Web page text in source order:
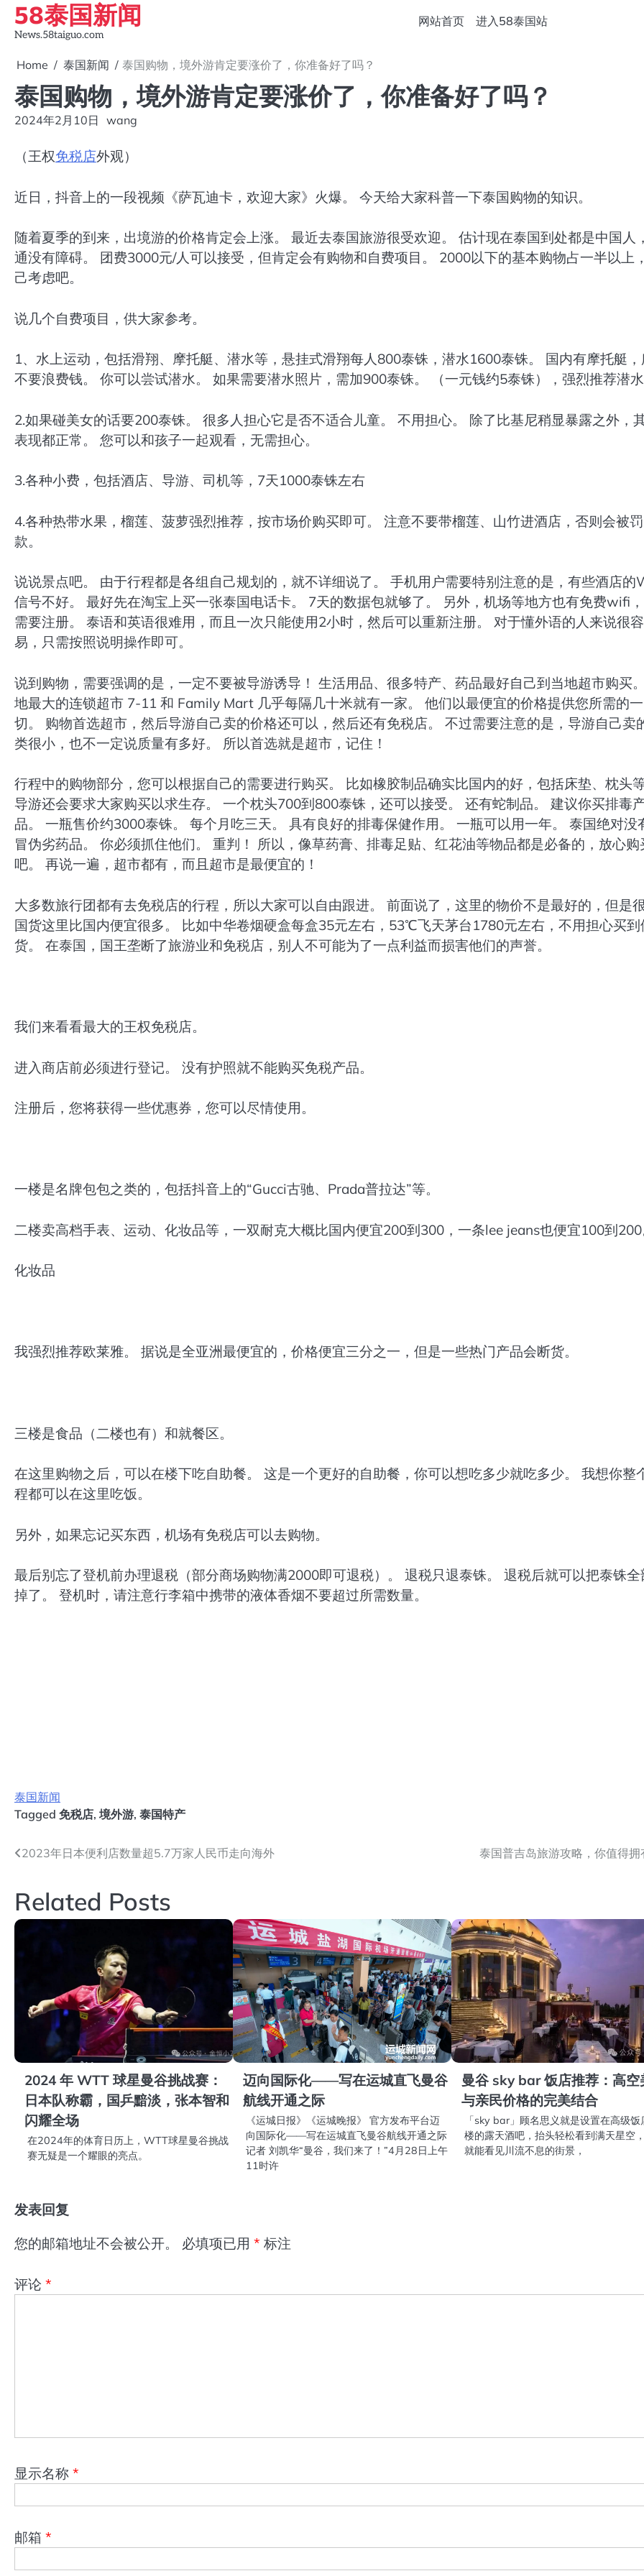
Skip
content
58泰国新闻
News.58taiguo.com
网站首页 进入58泰国站
Home 泰国新闻 泰国购物，境外游肯定要涨价了，你准备好了吗？
泰国购物，境外游肯定要涨价了，你准备好了吗？
2024年2月10日 wang
（王权免税店外观）
近日，抖音上的一段视频《萨瓦迪卡，欢迎大家》火爆。 今天给大家科普一下泰国购物的知识。
随着夏季的到来，出境游的价格肯定会上涨。 最近去泰国旅游很受欢迎。 估计现在泰国到处都是中国人
通没有障碍。 团费3000元/人可以接受，但肯定会有购物和自费项目。 2000以下的基本购物占一半以上
己考虑吧。
说几个自费项目，供大家参考。
1、水上运动，包括滑翔、摩托艇、潜水等，悬挂式滑翔每人800泰铢，潜水1600泰铢。 国内有摩托艇
不要浪费钱。 你可以尝试潜水。 如果需要潜水照片，需加900泰铢。 （一元钱约5泰铢），强烈推荐潜
2.如果碰美女的话要200泰铢。 很多人担心它是否不适合儿童。 不用担心。 除了比基尼稍显暴露之外，
表现都正常。 您可以和孩子一起观看，无需担心。
3.各种小费，包括酒店、导游、司机等，7天1000泰铢左右
4.各种热带水果，榴莲、菠萝强烈推荐，按市场价购买即可。 注意不要带榴莲、山竹进酒店，否则会被罚
款。
说说景点吧。 由于行程都是各组自己规划的，就不详细说了。 手机用户需要特别注意的是，有些酒店的
信号不好。 最好先在淘宝上买一张泰国电话卡。 7天的数据包就够了。 另外，机场等地方也有免费wifi
需要注册。 泰语和英语很难用，而且一次只能使用2小时，然后可以重新注册。 对于懂外语的人来说很容
易，只需按照说明操作即可。
说到购物，需要强调的是，一定不要被导游诱导！ 生活用品、很多特产、药品最好自己到当地超市购买
地最大的连锁超市 7-11 和 Family Mart 几乎每隔几十米就有一家。 他们以最便宜的价格提供您所需的一
切。 购物首选超市，然后导游自己卖的价格还可以，然后还有免税店。 不过需要注意的是，导游自己卖
类很小，也不一定说质量有多好。 所以首选就是超市，记住！
行程中的购物部分，您可以根据自己的需要进行购买。 比如橡胶制品确实比国内的好，包括床垫、枕头
导游还会要求大家购买以求生存。 一个枕头700到800泰铢，还可以接受。 还有蛇制品。 建议你买排毒
品。 一瓶售价约3000泰铢。 每个月吃三天。 具有良好的排毒保健作用。 一瓶可以用一年。 泰国绝对没
冒伪劣药品。 你必须抓住他们。 重判！ 所以，像草药膏、排毒足贴、红花油等物品都是必备的，放心购
吧。 再说一遍，超市都有，而且超市是最便宜的！
大多数旅行团都有去免税店的行程，所以大家可以自由跟进。 前面说了，这里的物价不是最好的，但是
国货这里比国内便宜很多。 比如中华卷烟硬盒每盒35元左右，53℃飞天茅台1780元左右，不用担心买到
货。 在泰国，国王垄断了旅游业和免税店，别人不可能为了一点利益而损害他们的声誉。
我们来看看最大的王权免税店。
进入商店前必须进行登记。 没有护照就不能购买免税产品。
​注册后，您将获得一些优惠券，您可以尽情使用。
一楼是名牌包包之类的，包括抖音上的“Gucci古驰、Prada普拉达”等。
二楼卖高档手表、运动、化妆品等，一双耐克大概比国内便宜200到300，一条lee jeans也便宜100到
化妆品
我强烈推荐欧莱雅。 据说是全亚洲最便宜的，价格便宜三分之一，但是一些热门产品会断货。
三楼是食品（二楼也有）和就餐区。
在这里购物之后，可以在楼下吃自助餐。 这是一个更好的自助餐，你可以想吃多少就吃多少。 我想你整
程都可以在这里吃饭。
另外，如果忘记买东西，机场有免税店可以去购物。
最后别忘了登机前办理退税（部分商场购物满2000即可退税）。 退税只退泰铢。 退税后就可以把泰铢全
掉了。 登机时，请注意行李箱中携带的液体香烟不要超过所需数量。
泰国新闻
Tagged 免税店, 境外游, 泰国特产
文
导
航
2023年日本便利店数量超5.7万家人民币走向海外 泰国普吉岛旅游攻略，你值得拥
Related Posts
2024 年 WTT 球星曼谷挑战赛：
日本队称霸，国乒黯淡，张本智和
闪耀全场
在2024年的体育日历上，WTT球星曼谷挑战
赛无疑是一个耀眼的亮点。
迈向国际化——写在运城直飞曼谷
航线开通之际
《运城日报》《运城晚报》 官方发布平台迈
向国际化——写在运城直飞曼谷航线开通之际
记者 刘凯华“曼谷，我们来了！”4月28日上午
11时许
曼谷 sky bar 饭店推荐：高空
与亲民价格的完美结合
「sky bar」顾名思义就是设置在高级饭
楼的露天酒吧，抬头轻松看到满天星空
就能看见川流不息的街景，
发表回复
您的邮箱地址不会被公开。
必填项已用 * 标注
评论 *
显示名称 *
邮箱 *